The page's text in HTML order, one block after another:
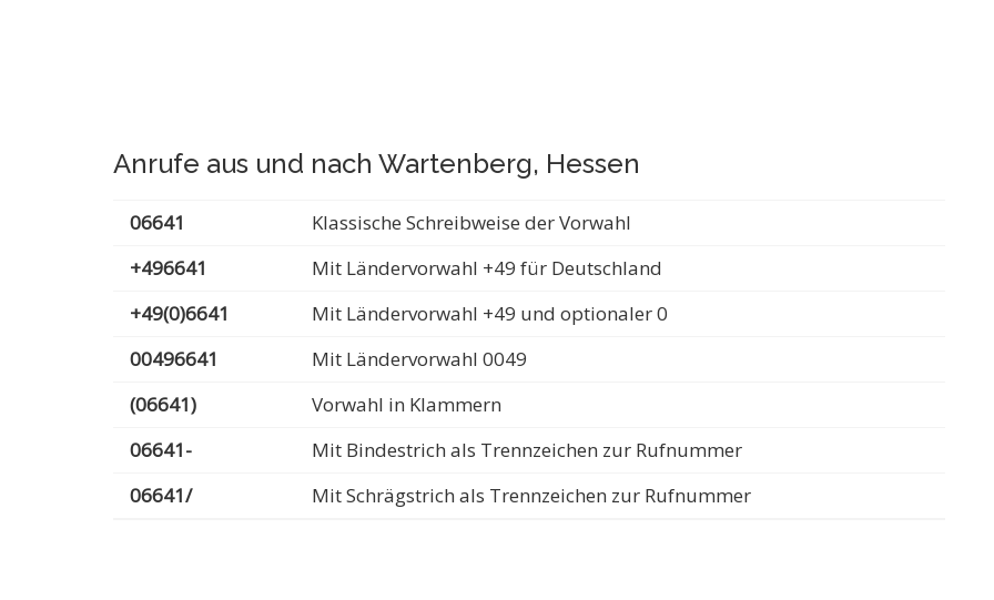
Anrufe aus und nach Wartenberg, Hessen
06641
Klassische Schreibweise der Vorwahl
+496641
Mit Ländervorwahl +49 für Deutschland
+49(0)6641
Mit Ländervorwahl +49 und optionaler 0
00496641
Mit Ländervorwahl 0049
(06641)
Vorwahl in Klammern
06641-
Mit Bindestrich als Trennzeichen zur Rufnummer
06641/
Mit Schrägstrich als Trennzeichen zur Rufnummer